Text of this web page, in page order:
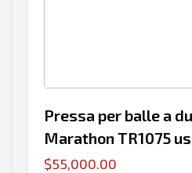
Pressa per balle a
Marathon TR1075
$55,000.00